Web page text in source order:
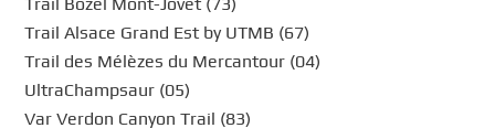
Trail Alsace Grand Est by UTMB (67)
Trail des Mélèzes du Mercantour (04)
UltraChampsaur (05)
Var Verdon Canyon Trail (83)